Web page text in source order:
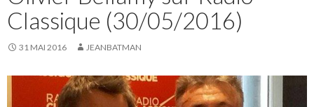
Classique (30/05/2016)
31 MAI 2016 JEANBATMAN